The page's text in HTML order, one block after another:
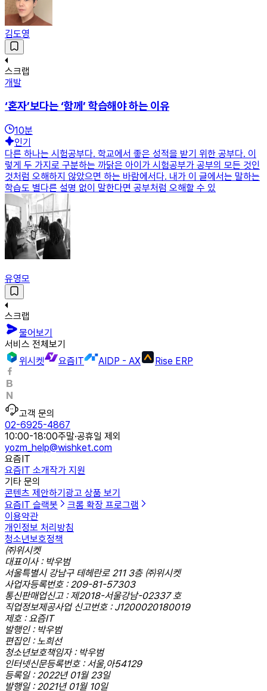
김도영
스크랩
개발
‘혼자’보다는 ‘함께’ 학습해야 하는 이유
10분
인기
다른 하나는 시험공부다. 학교에서 좋은 성적을 받기 위한 공부다. 이
렇게 두 가지로 구분하는 까닭은 아이가 시험공부가 공부의 모든 것인
것처럼 오해하지 않았으면 하는 바람에서다. 내가 이 글에서는 말하는
학습도 별다른 설명 없이 말한다면 공부처럼 오해할 수 있
유영모
스크랩
물어보기
서비스 전체보기
위시켓
요즘IT AIDP - AX Rise ERP
고객 문의
02-6925-4867
10:00-18:00주말·공휴일 제외
yozm_help@wishket.com
요즘IT
요즘IT 소개작가 지원
기타 문의
콘텐츠 제안하기 광고 상품 보기
요즘IT 슬랙봇
크롬 확장 프로그램
이용약관
개인정보 처리방침
청소년보호정책
㈜위시켓
대표이사 : 박우범
서울특별시 강남구 테헤란로 211 3층 ㈜위시켓
사업자등록번호 : 209-81-57303
통신판매업신고 : 제2018-서울강남-02337 호
직업정보제공사업 신고번호 : J1200020180019
제호 : 요즘IT
발행인 : 박우범
편집인 : 노희선
청소년보호책임자 : 박우범
인터넷신문등록번호 : 서울,아54129
등록일 : 2022년 01월 23일
발행일 : 2021년 01월 10일